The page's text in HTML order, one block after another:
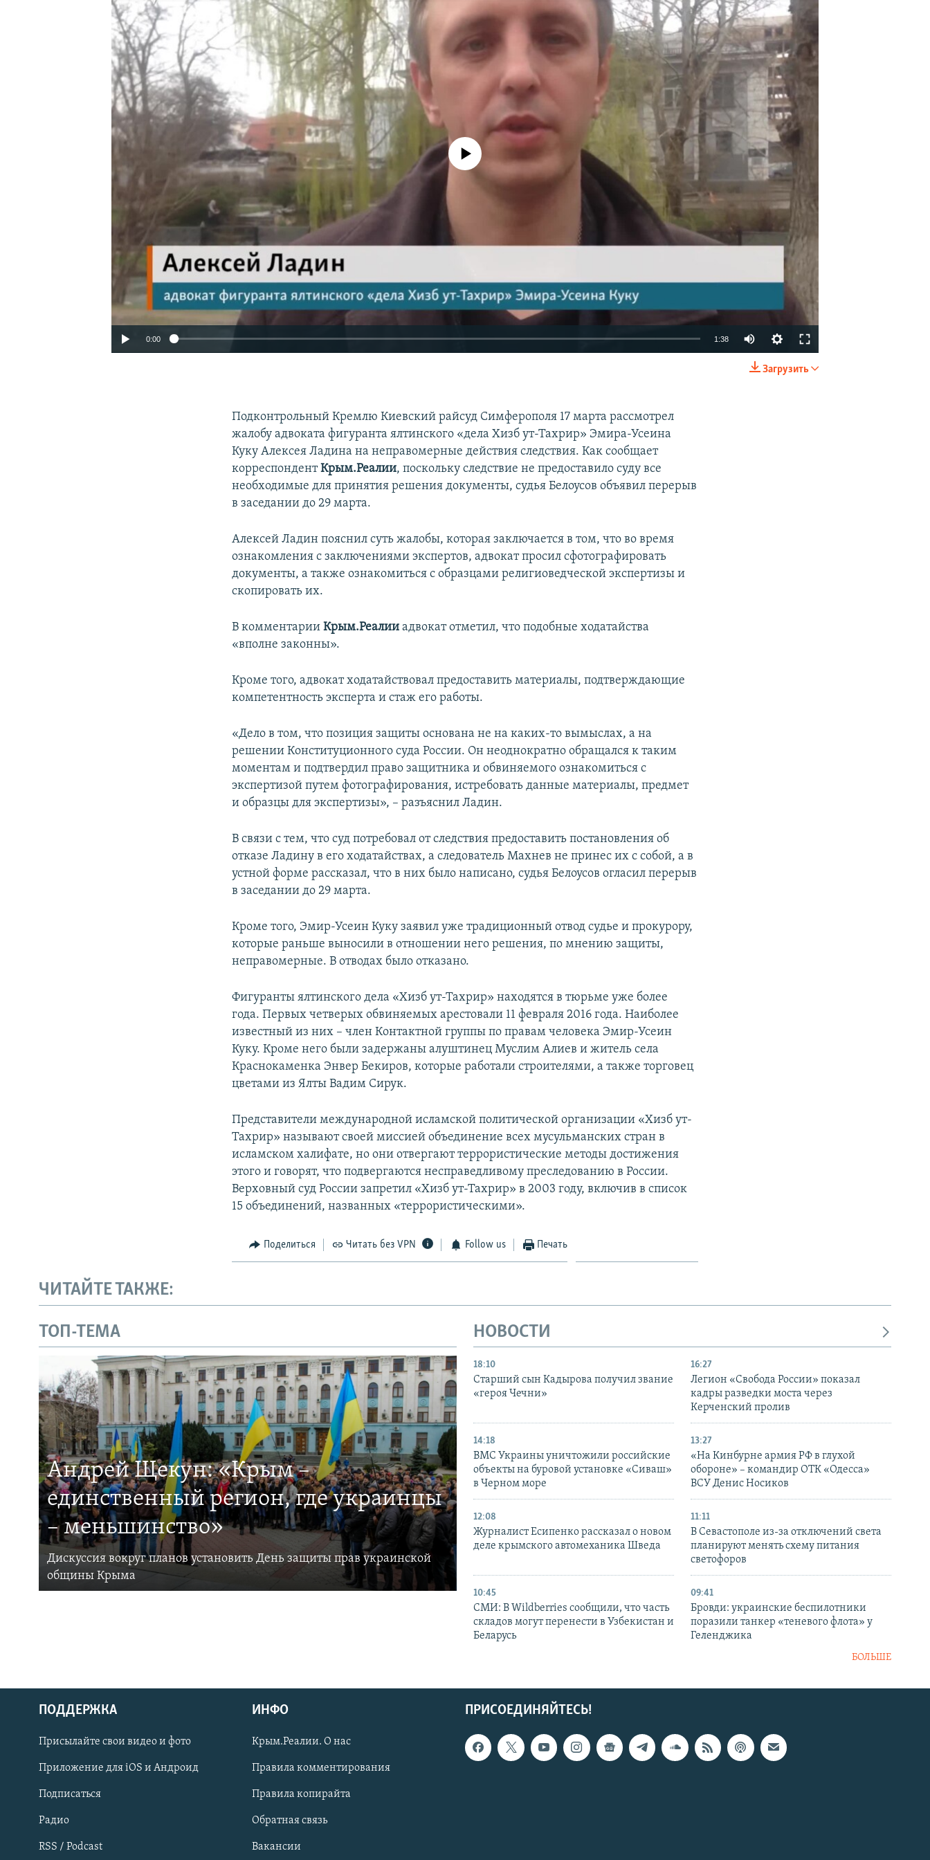
КРЫМ.НЕПОКОРЕННЫЙ
УКРАИНСКАЯ ПРОБЛЕМА КРЫМА
Українською
Qırımtatar
ПРИСОЕДИНЯЙТЕСЬ!
SHARE
No media source currently available
0:00 1:38
Загрузить
Подконтрольный Кремлю Киевский райсуд Симферополя 17 марта рассмотрел
жалобу адвоката фигуранта ялтинского «дела Хизб ут-Тахрир» Эмира-Усеина
Куку Алексея Ладина на неправомерные действия следствия. Как сообщает
корреспондентКрым.Реалии, поскольку следствие не предоставило суду все
необходимые для принятия решения документы, судья Белоусов объявил перерыв
в заседании до 29 марта.
Алексей Ладин пояснил суть жалобы, которая заключается в том, что во время
ознакомления с заключениями экспертов, адвокат просил сфотографировать
документы, а также ознакомиться с образцами религиоведческой экспертизы и
скопировать их.
В комментарии Крым.Реалии адвокат отметил, что подобные ходатайства
«вполне законны».
Кроме того, адвокат ходатайствовал предоставить материалы, подтверждающие
компетентность эксперта и стаж его работы.
«Дело в том, что позиция защиты основана не на каких-то вымыслах, а на
решении Конституционного суда России. Он неоднократно обращался к таким
моментам и подтвердил право защитника и обвиняемого ознакомиться с
экспертизой путем фотографирования, истребовать данные материалы, предмет
и образцы для экспертизы», – разъяснил Ладин.
В связи с тем, что суд потребовал от следствия предоставить постановления об
отказе Ладину в его ходатайствах, а следователь Махнев не принес их с собой, а в
устной форме рассказал, что в них было написано, судья Белоусов огласил перерыв
в заседании до 29 марта.
Кроме того, Эмир-Усеин Куку заявил уже традиционный отвод судье и прокурору,
которые раньше выносили в отношении него решения, по мнению защиты,
неправомерные. В отводах было отказано.
Фигуранты ялтинского дела «Хизб ут-Тахрир» находятся в тюрьме уже более
года. Первых четверых обвиняемых арестовали 11 февраля 2016 года. Наиболее
известный из них – член Контактной группы по правам человека Эмир-Усеин
Куку. Кроме него были задержаны алуштинец Муслим Алиев и житель села
Краснокаменка Энвер Бекиров, которые работали строителями, а также торговец
цветами из Ялты Вадим Сирук.
Представители международной исламской политической организации «Хизб ут-
Тахрир» называют своей миссией объединение всех мусульманских стран в
исламском халифате, но они отвергают террористические методы достижения
этого и говорят, что подвергаются несправедливому преследованию в России.
Верховный суд России запретил «Хизб ут-Тахрир» в 2003 году, включив в список
15 объединений, названных «террористическими».
Поделиться Читать без VPN Follow us Печать
ЧИТАЙТЕ ТАКЖЕ:
ТОП-ТЕМА
Андрей Щекун: «Крым –
единственный регион, где украинцы
– меньшинство»
Дискуссия вокруг планов установить День защиты прав украинской
общины Крыма
НОВОСТИ
18:10
Старший сын Кадырова получил звание
«героя Чечни»
16:27
Легион «Свобода России» показал
кадры разведки моста через
Керченский пролив
14:18
ВМС Украины уничтожили российские
объекты на буровой установке «Сиваш»
в Черном море
13:27
«На Кинбурне армия РФ в глухой
обороне» – командир ОТК «Одесса»
ВСУ Денис Носиков
12:08
Журналист Есипенко рассказал о новом
деле крымского автомеханика Шведа
11:11
В Севастополе из-за отключений света
планируют менять схему питания
светофоров
10:45
СМИ: В Wildberries сообщили, что часть
складов могут перенести в Узбекистан и
Беларусь
09:41
Бровди: украинские беспилотники
поразили танкер «теневого флота» у
Геленджика
БОЛЬШЕ
ПРИСОЕДИНЯЙТЕСЬ!
ПОДДЕРЖКА
Присылайте свои видео и фото
Приложение для iOS и Андроид
Подписаться
Радио
RSS / Podcast
ИНФО
Крым.Реалии. О нас
Правила комментирования
Правила копирайта
Обратная связь
Вакансии